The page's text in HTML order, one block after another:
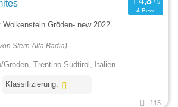
4 Bew.
Wolkenstein Gröden- new 2022
Stern Alta Badia)
Gröden, Trentino-Südtirol, Italien
Klassifizierung:
115